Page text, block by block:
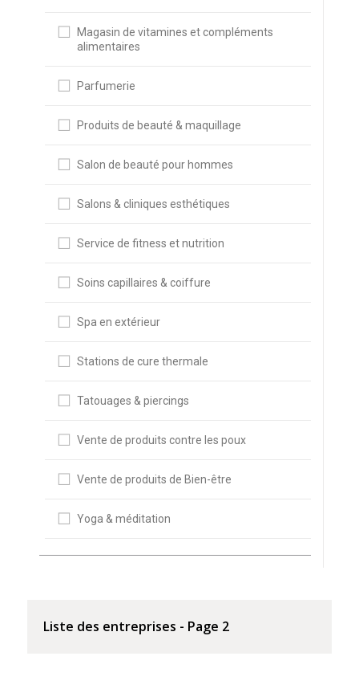
Magasin de vitamines et compléments
alimentaires
Parfumerie
Produits de beauté & maquillage
Salon de beauté pour hommes
Salons & cliniques esthétiques
Service de fitness et nutrition
Soins capillaires & coiffure
Spa en extérieur
Stations de cure thermale
Tatouages & piercings
Vente de produits contre les poux
Vente de produits de Bien-être
Yoga & méditation
Liste des entreprises - Page 2